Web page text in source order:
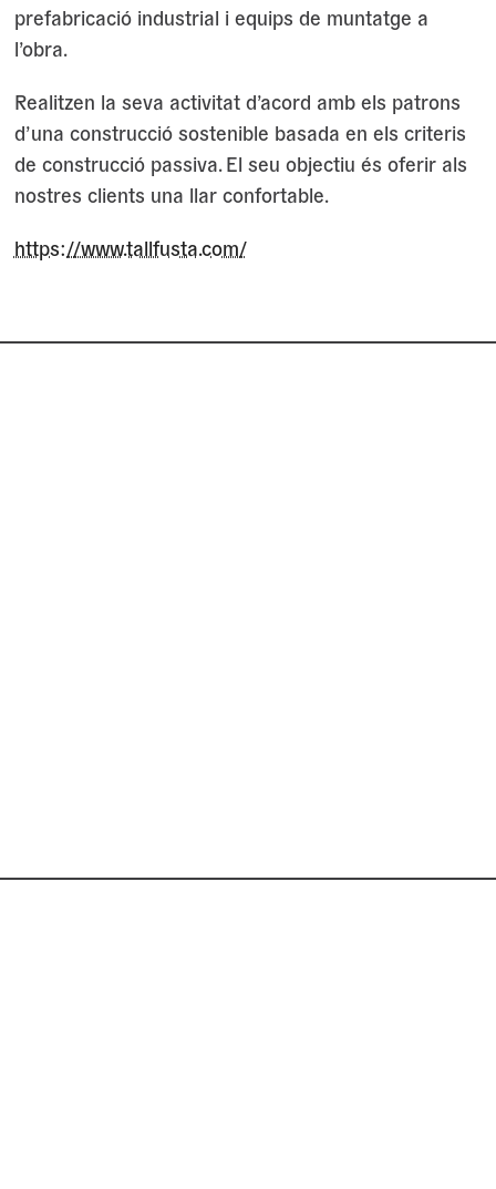
prefabricació industrial i equips de muntatge a
l’obra.
Realitzen la seva activitat d’acord amb els patrons
d’una construcció sostenible basada en els criteris
de construcció passiva. El seu objectiu és oferir als
nostres clients una llar confortable.
https://www.tallfusta.com/